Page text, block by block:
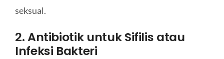
seksual.
2. Antibiotik untuk Sifilis atau
Infeksi Bakteri